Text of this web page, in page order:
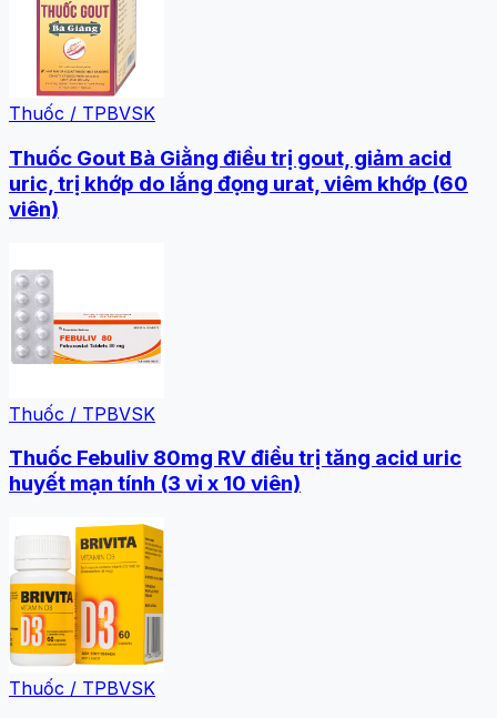
Thuốc / TPBVSK
Thuốc Gout Bà Giằng điều trị gout, giảm acid
uric, trị khớp do lắng đọng urat, viêm khớp (60
viên)
Thuốc / TPBVSK
Thuốc Febuliv 80mg RV điều trị tăng acid uric
huyết mạn tính (3 vỉ x 10 viên)
Thuốc / TPBVSK